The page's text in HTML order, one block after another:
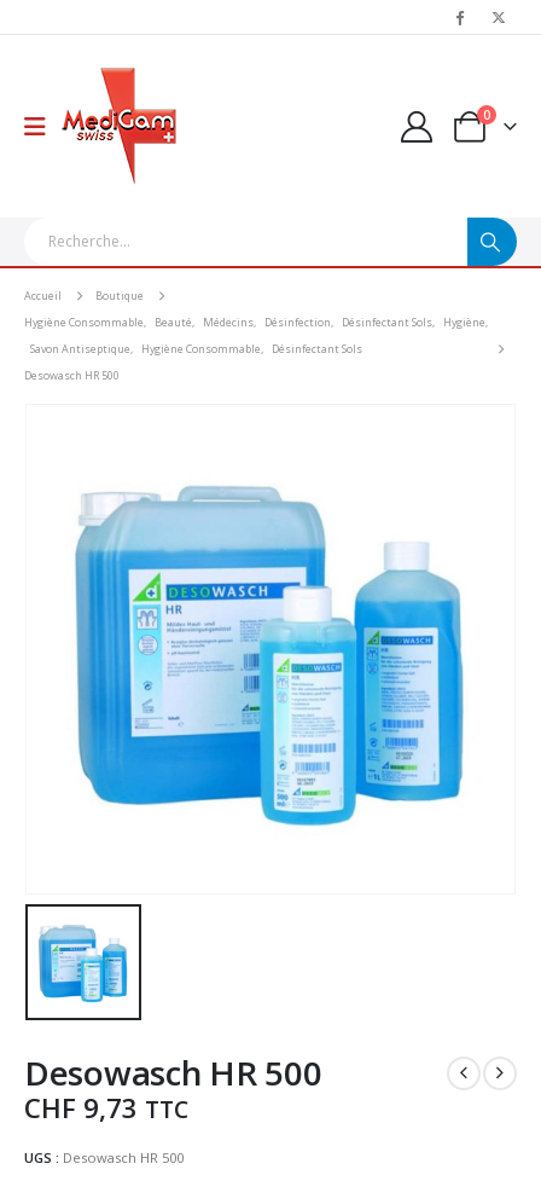
0
Accueil
Boutique
Hygiène Consommable, Beauté, Médecins, Désinfection, Désinfectant Sols, Hygiène,
Savon Antiseptique, Hygiène Consommable,
Désinfectant Sols
Desowasch HR 500
Desowasch HR 500
CHF 9,73 TTC
UGS : Desowasch HR 500